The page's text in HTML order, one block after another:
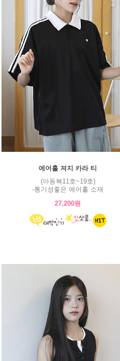
에어홀 져지 카라 티
(아동복11호~19호)
-통기성좋은 에어홀 소재
27,200원